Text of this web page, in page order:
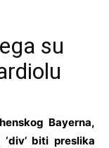
su
Bayerna,
biti preslika